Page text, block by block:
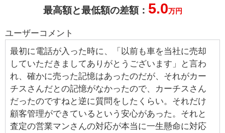
最高額と最低額の差額： 5.0万円
ユーザーコメント
最初に電話が入った時に、「以前も車を当社に売却
していただきましてありがとうございます」と言わ
れ、確かに売った記憶はあったのだが、それがカー
チスさんだとの記憶がなかったので、カーチスさん
だったのですねと逆に質問をしたくらい。それだけ
顧客管理ができているという安心があった。それと
査定の営業マンさんの対応が本当に一生懸命に対応